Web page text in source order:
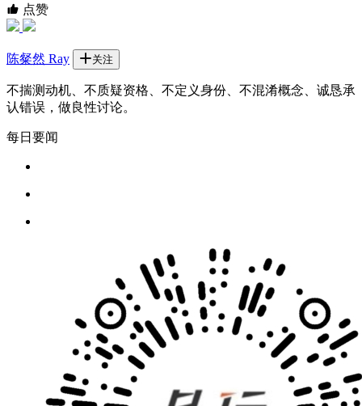
点赞
陈粲然 Ray 关注
不揣测动机、不质疑资格、不定义身份、不混淆概念、诚恳承
认错误，做良性讨论。
每日要闻